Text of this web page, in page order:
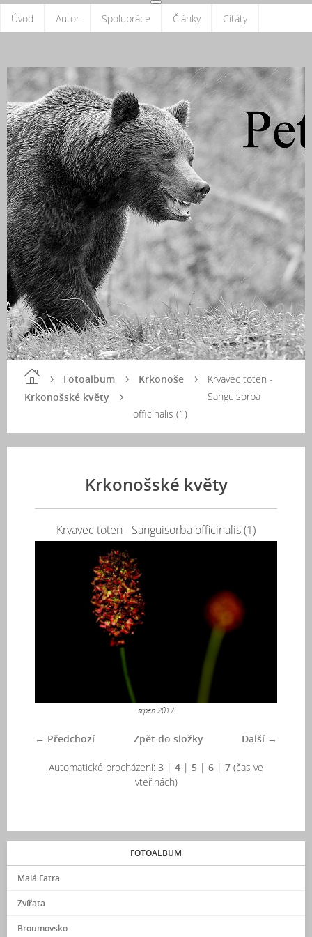
Úvod Autor Spolupráce Články Citáty
Fotoalbum
Krkonoše
Krkonošské květy
Krvavec toten -
Sanguisorba
officinalis (1)
Krkonošské květy
Krvavec toten - Sanguisorba officinalis (1)
srpen 2017
← Předchozí Další →
Zpět do složky
Automatické procházení: 3 | 4 | 5 | 6 | 7 (čas ve
vteřinách)
FOTOALBUM
Malá Fatra
Zvířata
Broumovsko